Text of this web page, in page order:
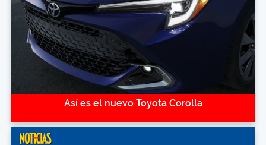
Así es el nuevo Toyota Corolla